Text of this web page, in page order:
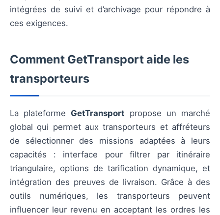
intégrées de suivi et d’archivage pour répondre à
ces exigences.
Comment GetTransport aide les
transporteurs
La plateforme GetTransport propose un marché
global qui permet aux transporteurs et affréteurs
de sélectionner des missions adaptées à leurs
capacités : interface pour filtrer par itinéraire
triangulaire, options de tarification dynamique, et
intégration des preuves de livraison. Grâce à des
outils numériques, les transporteurs peuvent
influencer leur revenu en acceptant les ordres les